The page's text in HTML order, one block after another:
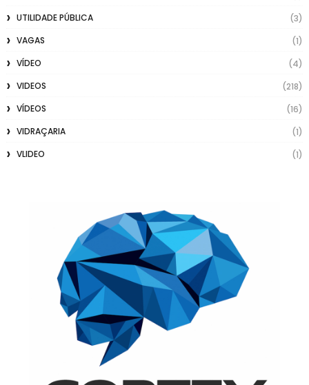
UTILIDADE PÚBLICA
(3)
VAGAS
(1)
VÍDEO
(4)
VIDEOS
(218)
VÍDEOS
(16)
VIDRAÇARIA
(1)
VLIDEO
(1)